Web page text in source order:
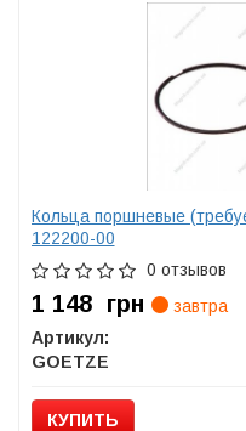
Кольца поршневые
122200-00
0 отзывов
1 148 грн
завтра
Артикул:
GOETZE
КУПИТЬ